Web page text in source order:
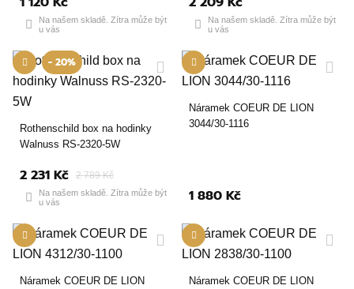
Na našem skladě. Zítra může být
u vás
Na našem skladě. Zítra může být
u vás
- 20%
Rothenschild box na hodinky
Walnuss RS-2320-5W
2 231 Kč 2 789 Kč
Na našem skladě. Zítra může být
u vás
Náramek COEUR DE LION
3044/30-1116
1 880 Kč
Náramek COEUR DE LION
Náramek COEUR DE LION